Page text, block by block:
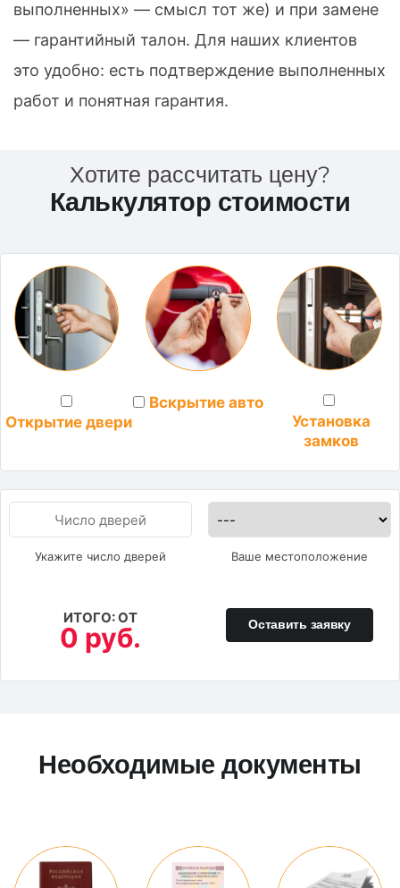
выполненных» — смысл тот же) и при замене
— гарантийный талон. Для наших клиентов
это удобно: есть подтверждение выполненных
работ и понятная гарантия.
Хотите рассчитать цену?
Калькулятор стоимости
Открытие двери
Вскрытие авто
Установка
замков
Укажите число дверей Ваше местоположение
ИТОГО: ОТ
0 руб. Оставить заявку
Необходимые документы